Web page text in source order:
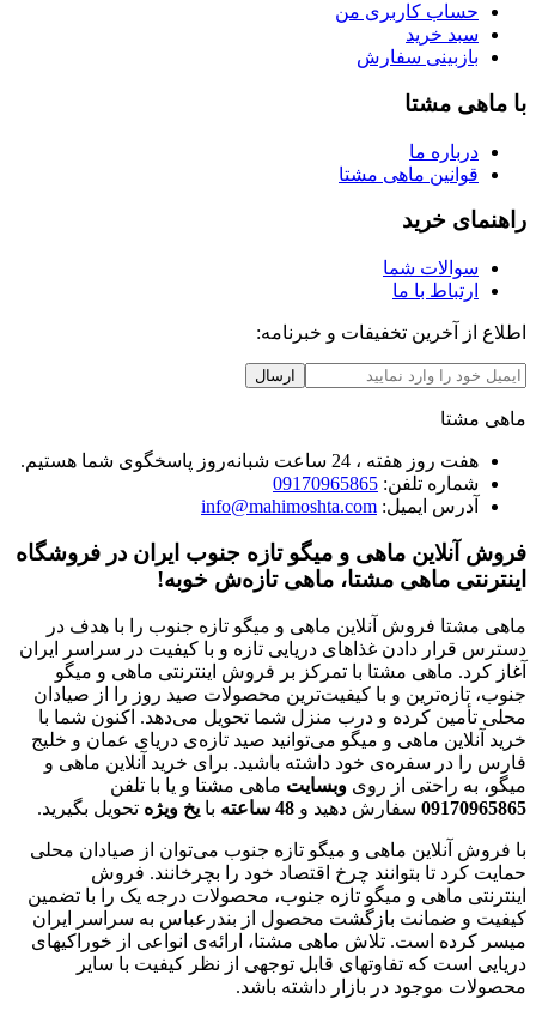
حساب کاربری من
سبد خرید
بازبینی سفارش
با ماهی مشتا
درباره ما
قوانین ماهی مشتا
راهنمای خرید
سوالات شما
ارتباط با ما
اطلاع از آخرین تخفیفات و خبرنامه:
ارسال
ماهی مشتا
هفت روز هفته ، 24 ساعت شبانه‌روز پاسخگوی شما هستیم.
شماره تلفن: 09170965865
آدرس ایمیل: info@mahimoshta.com
فروش آنلاین ماهی و میگو تازه جنوب ایران در فروشگاه
اینترنتی ماهی مشتا، ماهی تازه‌ش خوبه!
ماهی مشتا فروش آنلاین ماهی و میگو تازه جنوب را با هدف در
دسترس قرار دادن غذاهای دریایی تازه و با کیفیت در سراسر ایران
آغاز کرد. ماهی مشتا با تمرکز بر فروش اینترنتی ماهی و میگو
جنوب، تازه‌ترین و با کیفیت‌ترین محصولات صید روز را از صیادان
محلی تأمین کرده و درب منزل شما تحویل می‌دهد. اکنون شما با
خرید آنلاین ماهی و میگو می‌توانید صید تازه‌ی دریای عمان و خلیج
فارس را در سفره‌ی خود داشته باشید. برای خرید آنلاین ماهی و
میگو، به راحتی از روی وبسایت ماهی مشتا و یا با تلفن
09170965865 سفارش دهید و 48 ساعته با یخ ویژه تحویل بگیرید.
با فروش آنلاین ماهی و میگو تازه جنوب می‌توان از صیادان محلی
حمایت کرد تا بتوانند چرخ اقتصاد خود را بچرخانند. فروش
اینترنتی ماهی و میگو تازه جنوب، محصولات درجه یک را با تضمین
کیفیت و ضمانت بازگشت محصول از بندرعباس به سراسر ایران
میسر کرده است. تلاش ماهی مشتا، ارائه‌ی انواعی از خوراکیهای
دریایی است که تفاوتهای قابل توجهی از نظر کیفیت با سایر
محصولات موجود در بازار داشته باشد.